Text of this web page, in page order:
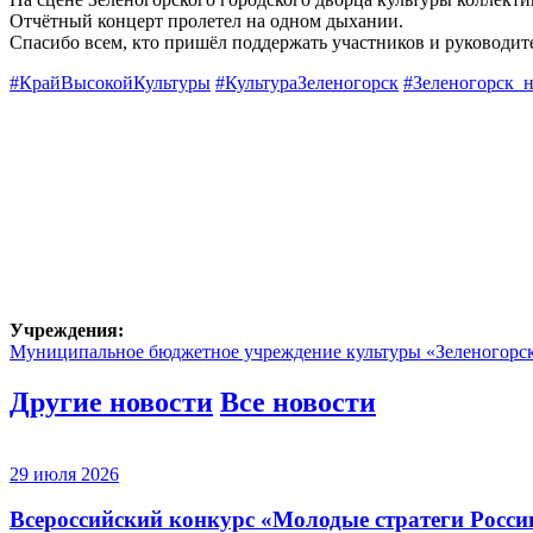
Отчётный концерт пролетел на одном дыхании.
Спасибо всем, кто пришёл поддержать участников и
#КрайВысокойКультуры #КультураЗеленогорск
Учреждения:
Муниципальное бюджетное учреждение культуры
Другие новости Все новости
29 июля 2026
Всероссийский конкурс «Молодые стратеги